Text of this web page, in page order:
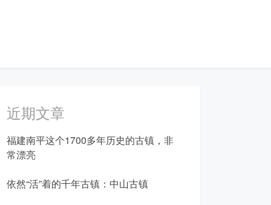
近期文章
福建南平这个1700多年历史的古镇，非
常漂亮
依然“活”着的千年古镇：中山古镇